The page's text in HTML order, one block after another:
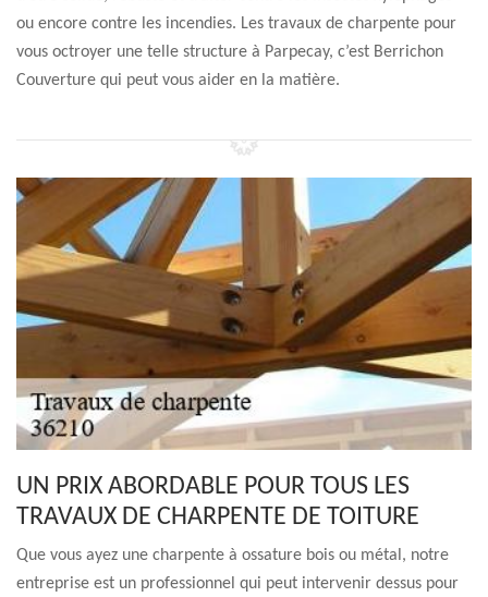
ou encore contre les incendies. Les travaux de charpente pour
vous octroyer une telle structure à Parpecay, c’est Berrichon
Couverture qui peut vous aider en la matière.
UN PRIX ABORDABLE POUR TOUS LES
TRAVAUX DE CHARPENTE DE TOITURE
Que vous ayez une charpente à ossature bois ou métal, notre
entreprise est un professionnel qui peut intervenir dessus pour